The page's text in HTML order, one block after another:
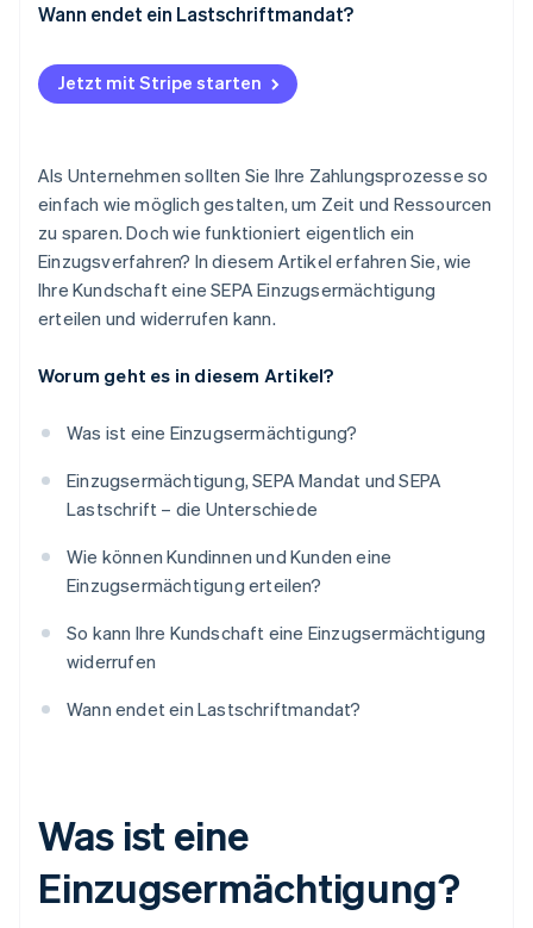
Wann endet ein Lastschriftmandat?
Jetzt mit Stripe starten
Als Unternehmen sollten Sie Ihre Zahlungsprozesse so
einfach wie möglich gestalten, um Zeit und Ressourcen
zu sparen. Doch wie funktioniert eigentlich ein
Einzugsverfahren? In diesem Artikel erfahren Sie, wie
Ihre Kundschaft eine SEPA Einzugsermächtigung
erteilen und widerrufen kann.
Worum geht es in diesem Artikel?
Was ist eine Einzugsermächtigung?
Einzugsermächtigung, SEPA Mandat und SEPA
Lastschrift – die Unterschiede
Wie können Kundinnen und Kunden eine
Einzugsermächtigung erteilen?
So kann Ihre Kundschaft eine Einzugsermächtigung
widerrufen
Wann endet ein Lastschriftmandat?
Was ist eine
Einzugsermächtigung?